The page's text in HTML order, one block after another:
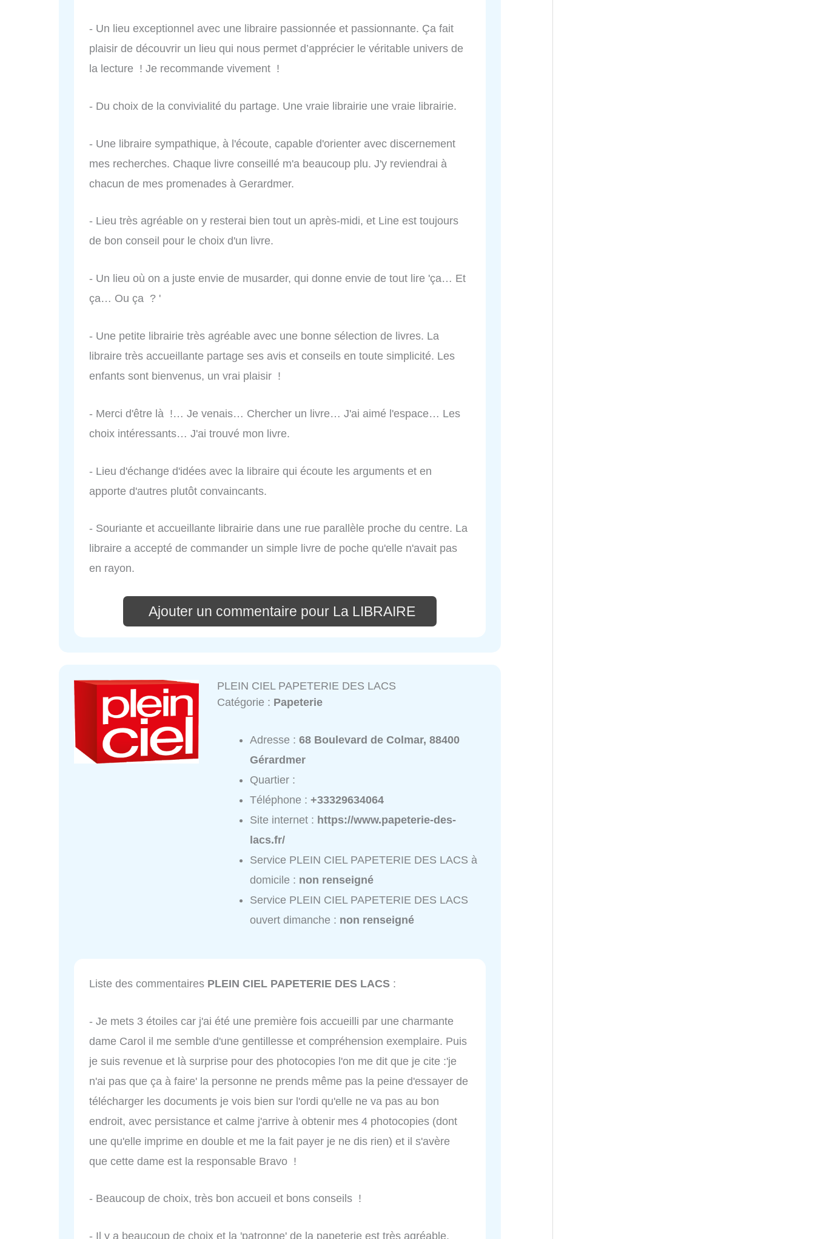
- Un lieu exceptionnel avec une libraire passionnée et passionnante. Ça fait
plaisir de découvrir un lieu qui nous permet d’apprécier le véritable univers de
la lecture ! Je recommande vivement !
- Du choix de la convivialité du partage. Une vraie librairie une vraie librairie.
- Une libraire sympathique, à l'écoute, capable d'orienter avec discernement
mes recherches. Chaque livre conseillé m'a beaucoup plu. J'y reviendrai à
chacun de mes promenades à Gerardmer.
- Lieu très agréable on y resterai bien tout un après-midi, et Line est toujours
de bon conseil pour le choix d'un livre.
- Un lieu où on a juste envie de musarder, qui donne envie de tout lire 'ça… Et
ça… Ou ça ? '
- Une petite librairie très agréable avec une bonne sélection de livres. La
libraire très accueillante partage ses avis et conseils en toute simplicité. Les
enfants sont bienvenus, un vrai plaisir !
- Merci d'être là !… Je venais… Chercher un livre… J'ai aimé l'espace… Les
choix intéressants… J'ai trouvé mon livre.
- Lieu d'échange d'idées avec la libraire qui écoute les arguments et en
apporte d'autres plutôt convaincants.
- Souriante et accueillante librairie dans une rue parallèle proche du centre. La
libraire a accepté de commander un simple livre de poche qu'elle n'avait pas
en rayon.
Ajouter un commentaire pour La LIBRAIRE
PLEIN CIEL PAPETERIE DES LACS
Catégorie : Papeterie
Adresse :68 Boulevard de Colmar, 88400
Gérardmer
Quartier :
Téléphone :+33329634064
Site internet : https://www.papeterie-des-
lacs.fr/
Service PLEIN CIEL PAPETERIE DES LACS à
domicile : non renseigné
Service PLEIN CIEL PAPETERIE DES LACS
ouvert dimanche : non renseigné
Liste des commentaires PLEIN CIEL PAPETERIE DES LACS :
- Je mets 3 étoiles car j'ai été une première fois accueilli par une charmante
dame Carol il me semble d'une gentillesse et compréhension exemplaire. Puis
je suis revenue et là surprise pour des photocopies l'on me dit que je cite :'je
n'ai pas que ça à faire' la personne ne prends même pas la peine d'essayer de
télécharger les documents je vois bien sur l'ordi qu'elle ne va pas au bon
endroit, avec persistance et calme j'arrive à obtenir mes 4 photocopies (dont
une qu'elle imprime en double et me la fait payer je ne dis rien) et il s'avère
que cette dame est la responsable Bravo !
- Beaucoup de choix, très bon accueil et bons conseils !
- Il y a beaucoup de choix et la 'patronne' de la papeterie est très agréable.